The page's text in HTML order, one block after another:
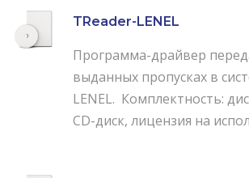
TReader-LENEL
Программа-драйвер
выданных пропусках в
LENEL. Комплектность:
CD-диск, лицензия на